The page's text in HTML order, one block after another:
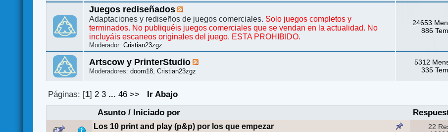
Juegos rediseñados
Adaptaciones y rediseños de juegos comerciales. Solo juegos completos y
terminados. No publiquéis juegos comerciales que se vendan en la actualidad. No
incluyáis escaneos originales del juego. ESTA PROHIBIDO.
Moderador:Cristian23zgz
24653
886
Artscow y PrinterStudio
Moderadores:doom18,Cristian23zgz
5312
335
Páginas: [1] 2 3 ... 46 >>
Ir Abajo
Asunto/ Iniciado por
Los 10 print and play (p&p) por los que empezar
22